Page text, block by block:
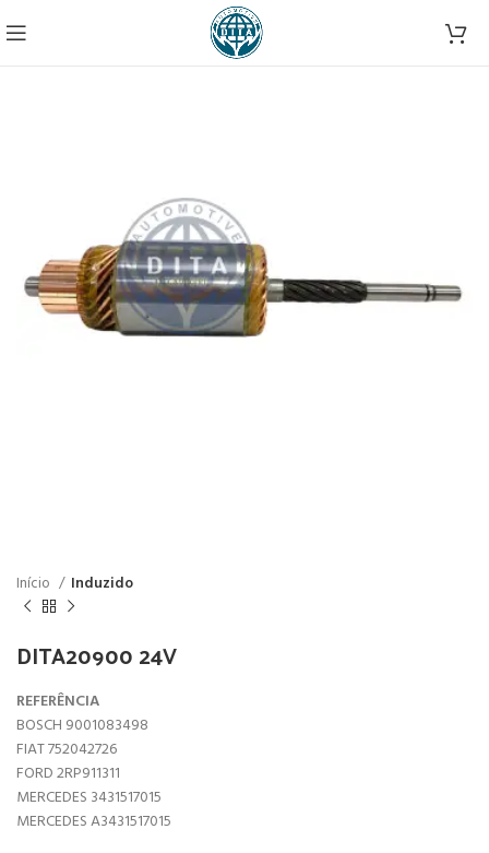
Início Induzido
DITA20900 24V
REFERÊNCIA
BOSCH 9001083498
FIAT 752042726
FORD 2RP911311
MERCEDES 3431517015
MERCEDES A3431517015